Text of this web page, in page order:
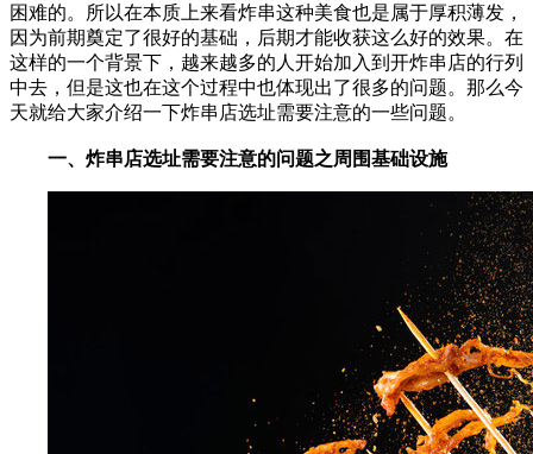
困难的。所以在本质上来看炸串这种美食也是属于厚积薄发，
因为前期奠定了很好的基础，后期才能收获这么好的效果。在
这样的一个背景下，越来越多的人开始加入到开炸串店的行列
中去，但是这也在这个过程中也体现出了很多的问题。那么今
天就给大家介绍一下炸串店选址需要注意的一些问题。
一、炸串店选址需要注意的问题之周围基础设施